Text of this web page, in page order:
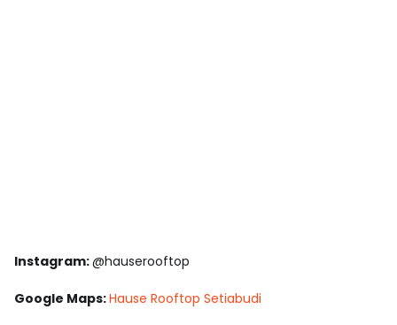
Instagram:@hauserooftop
Google Maps:Hause Rooftop Setiabudi